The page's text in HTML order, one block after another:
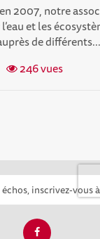
2007, notre
et les
de différents...
246 vues